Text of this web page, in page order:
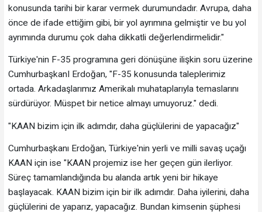
konusunda tarihi bir karar vermek durumundadır. Avrupa, daha
önce de ifade ettiğim gibi, bir yol ayrımına gelmiştir ve bu yol
ayrımında durumu çok daha dikkatli değerlendirmelidir."
Türkiye'nin F-35 programına geri dönüşüne ilişkin soru üzerine
CumhurbaşkanI Erdoğan, "F-35 konusunda taleplerimiz
ortada. Arkadaşlarımız Amerikalı muhataplarıyla temaslarını
sürdürüyor. Müspet bir netice almayı umuyoruz." dedi.
"KAAN bizim için ilk adımdır, daha güçlülerini de yapacağız"
Cumhurbaşkanı Erdoğan, Türkiye'nin yerli ve milli savaş uçağı
KAAN için ise "KAAN projemiz ise her geçen gün ilerliyor.
Süreç tamamlandığında bu alanda artık yeni bir hikaye
başlayacak. KAAN bizim için bir ilk adımdır. Daha iyilerini, daha
güçlülerini de yaparız, yapacağız. Bundan kimsenin şüphesi